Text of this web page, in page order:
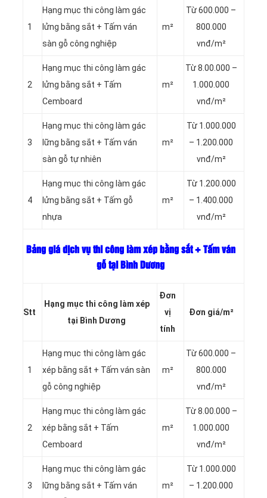
1
Hạng mục thi công làm gác
lửng bằng sắt + Tấm ván
sàn gỗ công nghiệp
m²
Từ 600.000 –
800.000
vnđ/m²
2
Hạng mục thi công làm gác
lửng bằng sắt + Tấm
Cemboard
m²
Từ 8.00.000 –
1.000.000
vnđ/m²
3
Hạng mục thi công làm gác
lững bằng sắt + Tấm ván
sàn gỗ tự nhiên
m²
Từ 1.000.000
– 1.200.000
vnđ/m²
4
Hạng mục thi công làm gác
lửng bằng sắt + Tấm gỗ
nhựa
m²
Từ 1.200.000
– 1.400.000
vnđ/m²
Bảng giá dịch vụ thi công làm xép bằng sắt + Tấm ván
gỗ tại Bình Dương
Stt
Hạng mục thi công làm xép
tại Bình Dương
Đơn
vị
tính
Đơn giá/m²
1
Hạng mục thi công làm gác
xép bằng sắt + Tấm ván sàn
gỗ công nghiệp
m²
Từ 600.000 –
800.000
vnđ/m²
2
Hạng mục thi công làm gác
xép bằng sắt + Tấm
Cemboard
m²
Từ 8.00.000 –
1.000.000
vnđ/m²
3
Hạng mục thi công làm gác
lững bằng sắt + Tấm ván
m²
Từ 1.000.000
– 1.200.000